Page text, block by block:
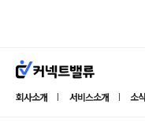
회사소개 서비스소개 소식